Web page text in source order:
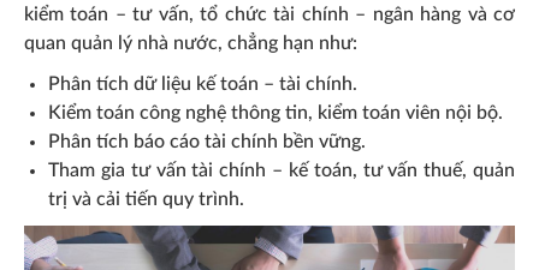
kiểm toán – tư vấn, tổ chức tài chính – ngân hàng và cơ
quan quản lý nhà nước, chẳng hạn như:
Phân tích dữ liệu kế toán – tài chính.
Kiểm toán công nghệ thông tin, kiểm toán viên nội bộ.
Phân tích báo cáo tài chính bền vững.
Tham gia tư vấn tài chính – kế toán, tư vấn thuế, quản
trị và cải tiến quy trình.